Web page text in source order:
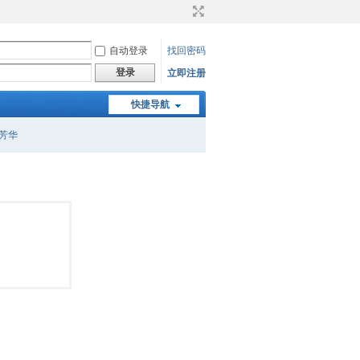
自动登录
找回密码
登录
立即注册
快捷导航
华